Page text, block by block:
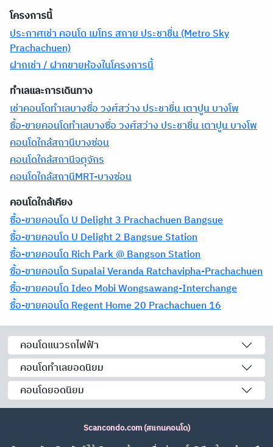
โครงการนี้
ประกาศเช่า คอนโด เมโทร สกาย ประชาชื่น (Metro Sky
Prachachuen)
ฝากเช่า / ฝากขายห้องในโครงการนี้
ทำเลและการเดินทาง
เช่าคอนโดทำเลบางซื่อ วงศ์สว่าง ประชาชื่น เตาปูน บางโพ
ซื้อ-ขายคอนโดทำเลบางซื่อ วงศ์สว่าง ประชาชื่น เตาปูน บางโพ
คอนโดใกล้สถานีบางซ่อน
คอนโดใกล้สถานีจตุจักร
คอนโดใกล้สถานีMRT-บางซ่อน
คอนโดใกล้เคียง
ซื้อ-ขายคอนโด U Delight 3 Prachachuen Bangsue
ซื้อ-ขายคอนโด U Delight 2 Bangsue Station
ซื้อ-ขายคอนโด Rich Park @ Bangson Station
ซื้อ-ขายคอนโด Supalai Veranda Ratchavipha-Prachachuen
ซื้อ-ขายคอนโด Ideo Mobi Wongsawang-Interchange
ซื้อ-ขายคอนโด Regent Home 20 Prachachuen 16
คอนโดแนวรถไฟฟ้า
คอนโดทำเลยอดนิยม
คอนโดยอดนิยม
Scancondo.com (สแกนคอนโด)